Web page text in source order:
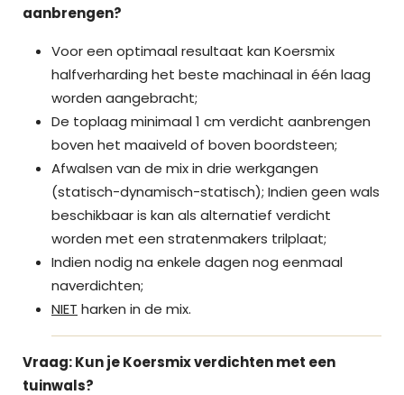
aanbrengen?
Voor een optimaal resultaat kan Koersmix
halfverharding het beste machinaal in één laag
worden aangebracht;
De toplaag minimaal 1 cm verdicht aanbrengen
boven het maaiveld of boven boordsteen;
Afwalsen van de mix in drie werkgangen
(statisch-dynamisch-statisch); Indien geen wals
beschikbaar is kan als alternatief verdicht
worden met een stratenmakers trilplaat;
Indien nodig na enkele dagen nog eenmaal
naverdichten;
NIET harken in de mix.
Vraag: Kun je Koersmix verdichten met een
tuinwals?